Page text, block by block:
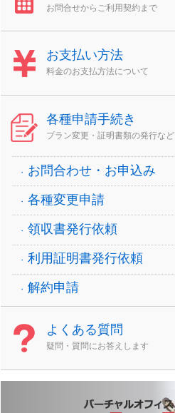
お問合せからご利用契約まで
お支払い方法
料金のお支払方法について
各種申請手続き
プラン変更・証明書類の発行など
お問合わせ・お申込み
各種変更申請
領収書発行依頼
利用証明書発行依頼
解約申請
よくある質問
疑問・質問にお答えします